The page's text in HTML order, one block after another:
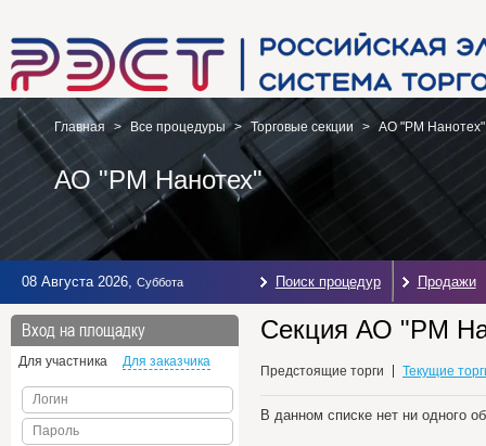
Главная > Все процедуры > Торговые секции > АО "РМ Нанотех"
АО "РМ Нанотех"
08 Августа 2026, Суббота Поиск процедур Продажи
Вход на площадку
Для участника Для заказчика
Логин
Пароль
Секция АО "РМ
Предстоящие торги Текущие
В данном списке нет ни одного